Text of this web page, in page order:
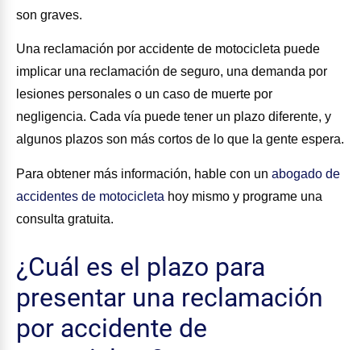
son graves.
Una reclamación por accidente de motocicleta puede
implicar una reclamación de seguro, una demanda por
lesiones personales o un caso de muerte por
negligencia. Cada vía puede tener un plazo diferente, y
algunos plazos son más cortos de lo que la gente espera.
Para obtener más información, hable con un abogado de
accidentes de motocicleta hoy mismo y programe una
consulta gratuita.
¿Cuál es el plazo para
presentar una reclamación
por accidente de